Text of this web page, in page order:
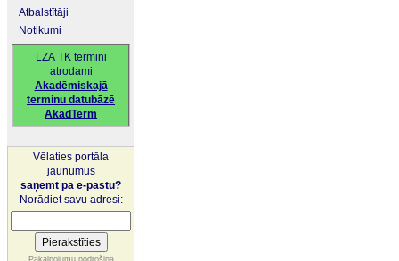
Atbalstītāji
Notikumi
LZA TK termini
atrodami
Akadēmiskajā
terminu datubāzē
AkadTerm
Vēlaties portāla
jaunumus
saņemt pa e-pastu?
Norādiet savu adresi:
Pakalpojumu nodrošina